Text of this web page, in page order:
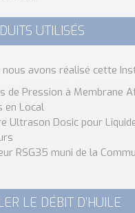
UTILISÉS
avons réalisé cette
de Pression à Membrane
en Local
Ultrason Dosic pour
RSG35 muni de la
LE DÉBIT D’HUILE